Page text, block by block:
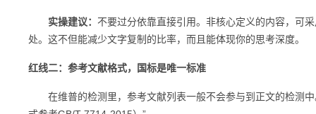
实操建议： 不要过分依靠直接引用。非核心定义的内容，可
处。这不但能减少文字复制的比率，而且能体现你的思考深度。
红线二：参考文献格式，国标是唯一标准
在维普的检测里，参考文献列表一般不会参与到正文的检测中